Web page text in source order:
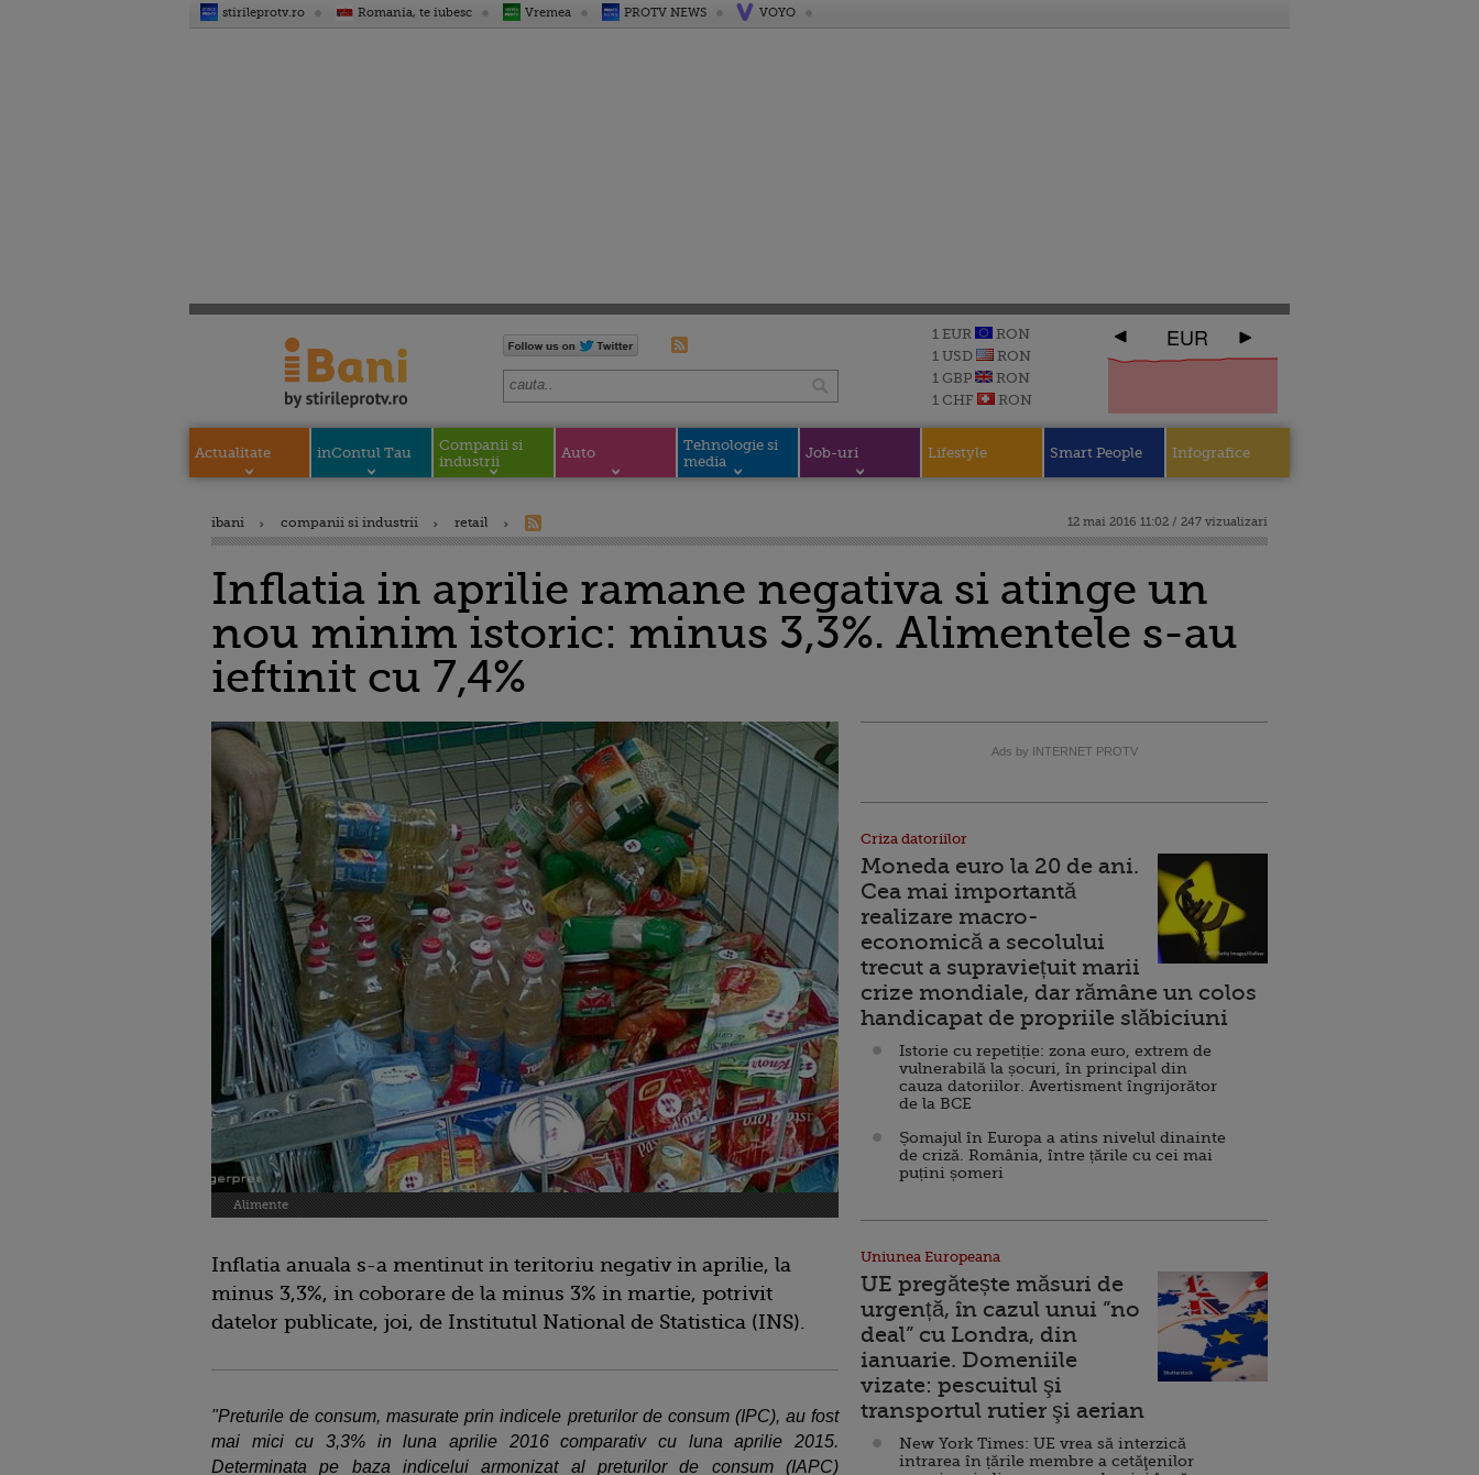
stirileprotv.ro Romania, te iubesc Vremea PROTV NEWS VOYO
1 EUR
RON
1 USD
RON
1 GBP
RON
1 CHF
RON
EUR
Actualitate inContul Tau
Companii si
industrii
Auto
Tehnologie si
media
Job-uri Lifestyle Smart People Infografice
ibani companii si industrii retail 12 mai 2016 11:02 / 247 vizualizari
Inflatia in aprilie ramane negativa si atinge un
nou minim istoric: minus 3,3%. Alimentele s-au
ieftinit cu 7,4%
Alimente
Inflatia anuala s-a mentinut in teritoriu negativ in aprilie, la
minus 3,3%, in coborare de la minus 3% in martie, potrivit
datelor publicate, joi, de Institutul National de Statistica (INS).
"Preturile de consum, masurate prin indicele preturilor de consum (IPC), au fost
mai mici cu 3,3% in luna aprilie 2016 comparativ cu luna aprilie 2015.
Determinata pe baza indicelui armonizat al preturilor de consum (IAPC)
Ads by INTERNET PROTV
Criza datoriilor
Moneda euro la 20 de ani.
Cea mai importantă
realizare macro-
economică a secolului
trecut a supraviețuit marii
crize mondiale, dar rămâne un colos
handicapat de propriile slăbiciuni
Istorie cu repetiție: zona euro, extrem de
vulnerabilă la șocuri, în principal din
cauza datoriilor. Avertisment îngrijorător
de la BCE
Șomajul în Europa a atins nivelul dinainte
de criză. România, între țările cu cei mai
puțini șomeri
Uniunea Europeana
UE pregătește măsuri de
urgență, în cazul unui ”no
deal” cu Londra, din
ianuarie. Domeniile
vizate: pescuitul şi
transportul rutier şi aerian
New York Times: UE vrea să interzică
intrarea în țările membre a cetăţenilor